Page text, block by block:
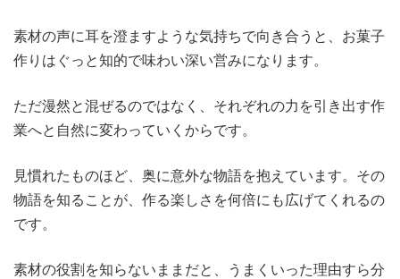
素材の声に耳を澄ますような気持ちで向き合うと、お菓子
作りはぐっと知的で味わい深い営みになります。
ただ漫然と混ぜるのではなく、それぞれの力を引き出す作
業へと自然に変わっていくからです。
見慣れたものほど、奥に意外な物語を抱えています。その
物語を知ることが、作る楽しさを何倍にも広げてくれるの
です。
素材の役割を知らないままだと、うまくいった理由すら分